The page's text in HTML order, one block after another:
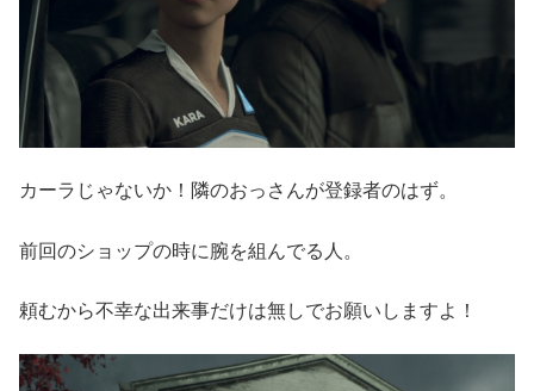
カーラじゃないか！隣のおっさんが登録者のはず。
前回のショップの時に腕を組んでる人。
頼むから不幸な出来事だけは無しでお願いしますよ！